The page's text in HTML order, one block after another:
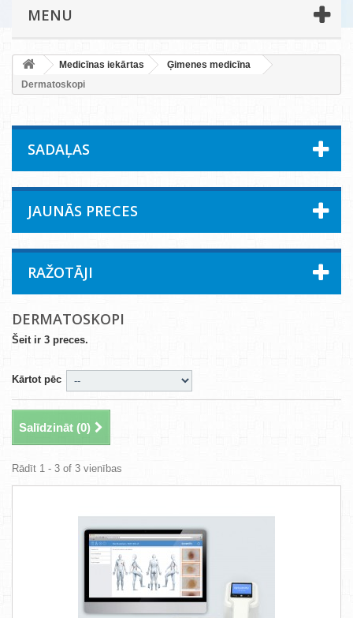
MENU
Medicīnas iekārtas
Ģimenes medicīna
Dermatoskopi
SADAĻAS
JAUNĀS PRECES
RAŽOTĀJI
DERMATOSKOPI
Šeit ir 3 preces.
Kārtot pēc
Salīdzināt (0)
Rādīt 1 - 3 of 3 vienības